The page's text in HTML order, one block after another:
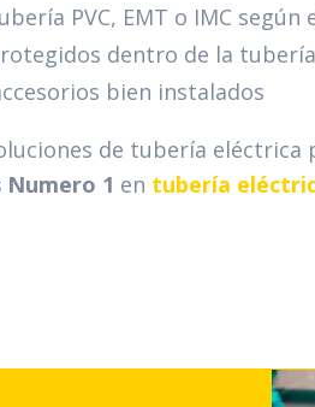
PVC, EMT o IMC
dentro de la tubería
bien instalados
de tubería
1 en tubería